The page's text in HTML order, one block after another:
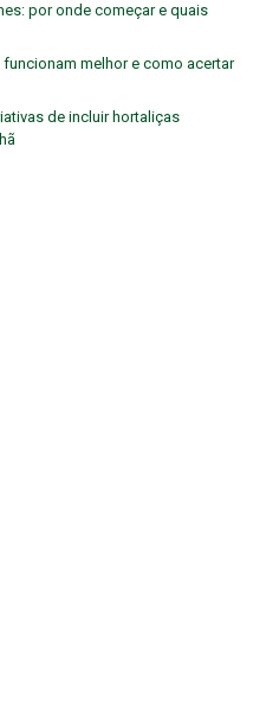
por onde começar e quais
melhor e como acertar
de incluir hortaliças